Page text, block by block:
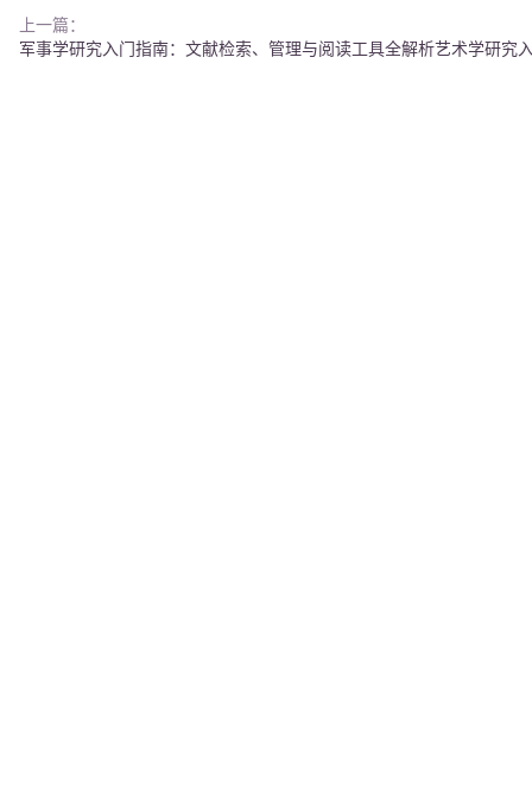
上一篇：
军事学研究入门指南：文献检索、管理与阅读工具全解析艺术学研究